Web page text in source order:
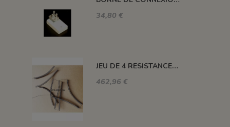
34,80 €
JEU DE 4 RESISTANCES FOUR 1320°C PLUTON-3S 76 L
462,96 €